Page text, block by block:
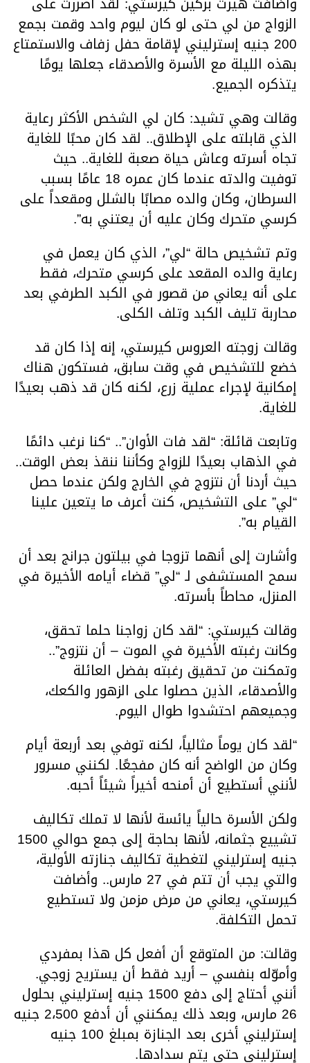
الزواج من لي حتى لو كان ليوم واحد وقمت بجمع
200 جنيه إسترليني لإقامة حفل زفاف والاستمتاع
بهذه الليلة مع الأسرة والأصدقاء جعلها يومًا
يتذكره الجميع.
وقالت وهي تشيد: كان لي الشخص الأكثر رعاية
الذي قابلته على الإطلاق.. لقد كان محبًا للغاية
تجاه أسرته وعاش حياة صعبة للغاية.. حيث
توفيت والدته عندما كان عمره 18 عامًا بسبب
السرطان، وكان والده مصابًا بالشلل ومقعداً على
كرسي متحرك وكان عليه أن يعتني به”.
وتم تشخيص حالة “لي”، الذي كان يعمل في
رعاية والده المقعد على كرسي متحرك، فقط
على أنه يعاني من قصور في الكبد الطرفي بعد
محاربة تليف الكبد وتلف الكلى.
وقالت زوجته العروس كيرستي، إنه إذا كان قد
خضع للتشخيص في وقت سابق، فستكون هناك
إمكانية لإجراء عملية زرع، لكنه كان قد ذهب بعيدًا
للغاية.
وتابعت قائلة: “لقد فات الأوان”.. “كنا نرغب دائمًا
في الذهاب بعيدًا للزواج وكأننا ننقذ بعض الوقت..
حيث أردنا أن نتزوج في الخارج ولكن عندما حصل
“لي” على التشخيص، كنت أعرف ما يتعين علينا
القيام به”.
وأشارت إلى أنهما تزوجا في بيلتون جرانج بعد أن
سمح المستشفى لـ “لي” قضاء أيامه الأخيرة في
المنزل، محاطاً بأسرته.
وقالت كيرستي: “لقد كان زواجنا حلما تحقق،
وكانت رغبته الأخيرة في الموت – أن نتزوج”..
وتمكنت من تحقيق رغبته بفضل العائلة
والأصدقاء، الذين حصلوا على الزهور والكعك،
وجميعهم احتشدوا طوال اليوم.
“لقد كان يوماً مثالياً، لكنه توفي بعد أربعة أيام
وكان من الواضح أنه كان مفجعًا. لكنني مسرور
لأنني أستطيع أن أمنحه أخيراً شيئاً أحبه.
ولكن الأسرة حالياً يائسة لأنها لا تملك تكاليف
تشييع جثمانه، لأنها بحاجة إلى جمع حوالي 1500
جنيه إسترليني لتغطية تكاليف جنازته الأولية،
والتي يجب أن تتم في 27 مارس.. وأضافت
كيرستي، يعاني من مرض مزمن ولا تستطيع
تحمل التكلفة.
وقالت: من المتوقع أن أفعل كل هذا بمفردي
وأموّله بنفسي – أريد فقط أن يستريح زوجي.
أنني أحتاج إلى دفع 1500 جنيه إسترليني بحلول
26 مارس، وبعد ذلك يمكنني أن أدفع 2،500 جنيه
إسترليني أخرى بعد الجنازة بمبلغ 100 جنيه
إسترليني حتى يتم سدادها.